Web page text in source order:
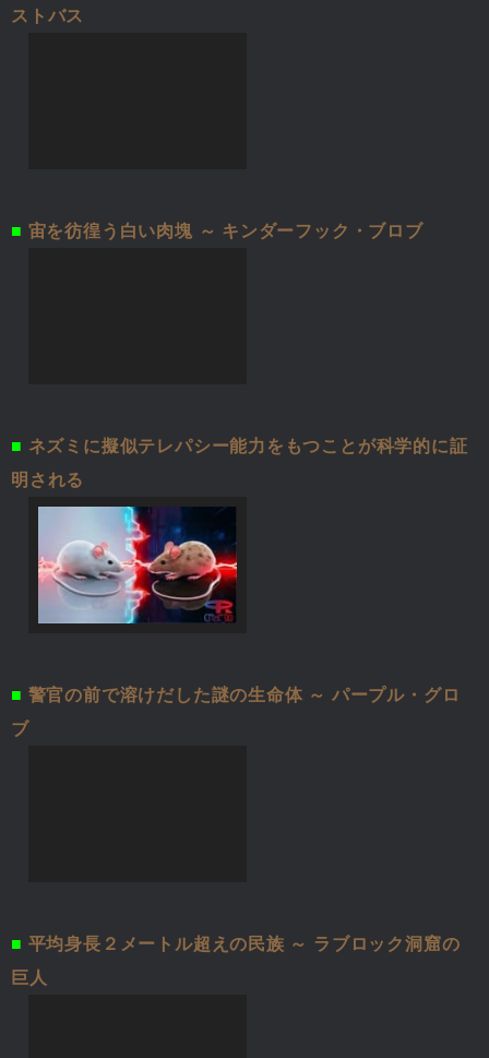
ストバス
■ 宙を彷徨う白い肉塊 ～ キンダーフック・ブロブ
■ ネズミに擬似テレパシー能力をもつことが科学的に証
明される
■ 警官の前で溶けだした謎の生命体 ～ パープル・グロ
ブ
■ 平均身長２メートル超えの民族 ～ ラブロック洞窟の
巨人